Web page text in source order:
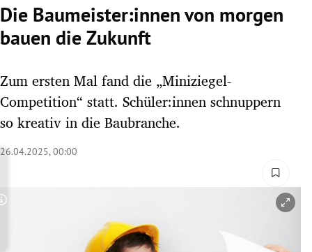
Untermenü
Untermenü
Die Baumeister:innen von morgen
bauen die Zukunft
Zum ersten Mal fand die „Miniziegel-
Competition“ statt. Schüler:innen schnuppern
so kreativ in die Baubranche.
26.04.2025, 00:00
Copyright-Hinweis öffnen/schließen